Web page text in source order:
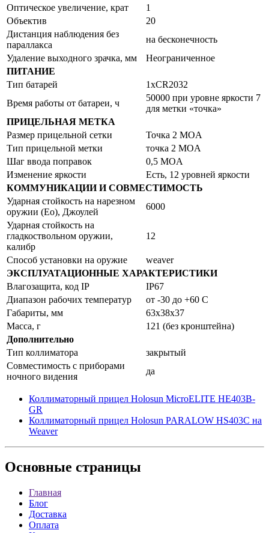
Оптическое увеличение, крат
1
Объектив
20
Дистанция наблюдения без
параллакса
на бесконечность
Удаление выходного зрачка, мм
Неограниченное
ПИТАНИЕ
Тип батарей
1хCR2032
Время работы от батареи, ч
50000 при уровне яркости 7
для метки «точка»
ПРИЦЕЛЬНАЯ МЕТКА
Размер прицельной сетки
Точка 2 MOA
Тип прицельной метки
точка 2 MOA
Шаг ввода поправок
0,5 MOA
Изменение яркости
Есть, 12 уровней яркости
КОММУНИКАЦИИ И СОВМЕСТИМОСТЬ
Ударная стойкость на нарезном
оружии (Eo), Джоулей
6000
Ударная стойкость на
гладкоствольном оружии,
калибр
12
Способ установки на оружие
weaver
ЭКСПЛУАТАЦИОННЫЕ ХАРАКТЕРИСТИКИ
Влагозащита, код IP
IP67
Диапазон рабочих температур
от -30 до +60 C
Габариты, мм
63x38x37
Масса, г
121 (без кронштейна)
Дополнительно
Тип коллиматора
закрытый
Совместимость с приборами
ночного видения
да
Коллиматорный прицел Holosun MicroELITE HE403B-
GR
Коллиматорный прицел Holosun PARALOW HS403C на
Weaver
Основные страницы
Главная
Блог
Доставка
Оплата